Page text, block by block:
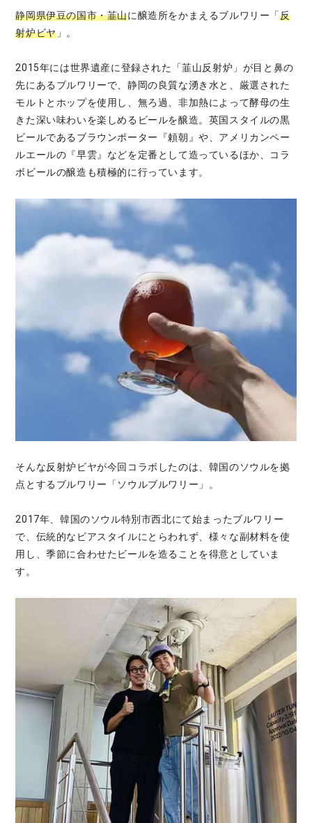
静岡県伊豆の国市・韮山に醸造所をかまえるブルワリー「反
射炉ビヤ」。
2015年には世界遺産に登録された「韮山反射炉」が目と鼻の
先にあるブルワリーで、静岡の良質な湧き水と、厳選された
モルトとホップを使用し、無ろ過、非加熱によって酵母の生
きた深い味わいを楽しめるビールを醸造。英国スタイルの黒
ビールであるブラウンポーター『頼朝』や、アメリカンペー
ルエールの『早雲』などを定番として造っているほか、コラ
ボビールの醸造も積極的に行っています。
そんな反射炉ビヤが今回コラボしたのは、韓国のソウルを拠
点とするブルワリー「ソウルブルワリー」。
2017年、韓国のソウル特別市西北にて始まったブルワリー
で、伝統的なビアスタイルにとらわれず、様々な副材料を使
用し、季節に合わせたビールを造ることを得意としていま
す。